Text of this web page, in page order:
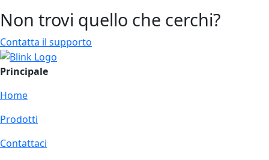
Non trovi quello che cerchi?
Contatta il supporto
Principale
Home
Prodotti
Contattaci